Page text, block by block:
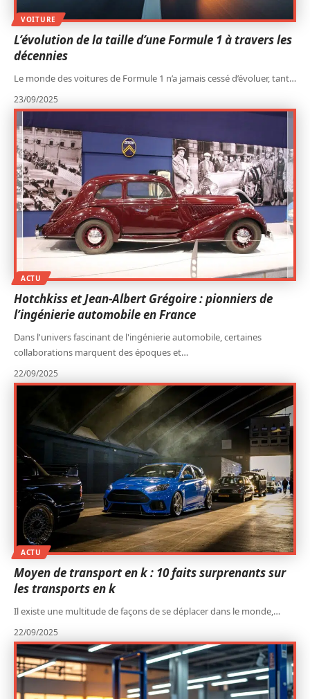
VOITURE
L’évolution de la taille d’une Formule 1 à travers les
décennies
Le monde des voitures de Formule 1 n’a jamais cessé d’évoluer, tant…
23/09/2025
ACTU
Hotchkiss et Jean-Albert Grégoire : pionniers de
l’ingénierie automobile en France
Dans l'univers fascinant de l'ingénierie automobile, certaines
collaborations marquent des époques et…
22/09/2025
ACTU
Moyen de transport en k : 10 faits surprenants sur
les transports en k
Il existe une multitude de façons de se déplacer dans le monde,…
22/09/2025